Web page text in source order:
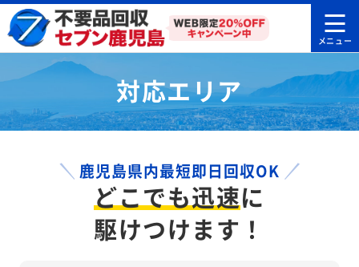
対応エリア
鹿児島県内最短即日回収OK
どこでも迅速に
駆けつけます！